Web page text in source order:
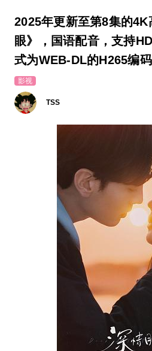
2025年更新至第8集的
眼》，国语配音，支持
式为WEB-DL的H265编
影视
TSS